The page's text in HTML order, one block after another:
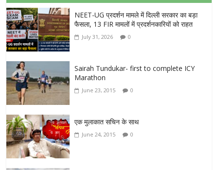
NEET-UG प्रदर्शन मामले में दिल्ली सरकार का बड़ा
फैसला, 13 FIR मामलों में प्रदर्शनकारियों को राहत
July 31, 2026 0
Sairah Tundukar- first to complete ICY
Marathon
June 23, 2015 0
एक मुलाकात सचिन के साथ
June 24, 2015 0